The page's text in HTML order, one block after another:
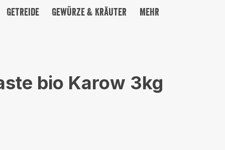
Getreide Gewürze & Kräuter Mehr
SAATENMIX
bio Karow 3kg